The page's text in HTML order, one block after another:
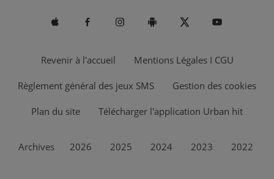
Revenir à l'accueil Mentions Légales I CGU
Règlement général des jeux SMS Gestion des cookies
Plan du site Télécharger l'application Urban hit
Archives 2026 2025 2024 2023 2022